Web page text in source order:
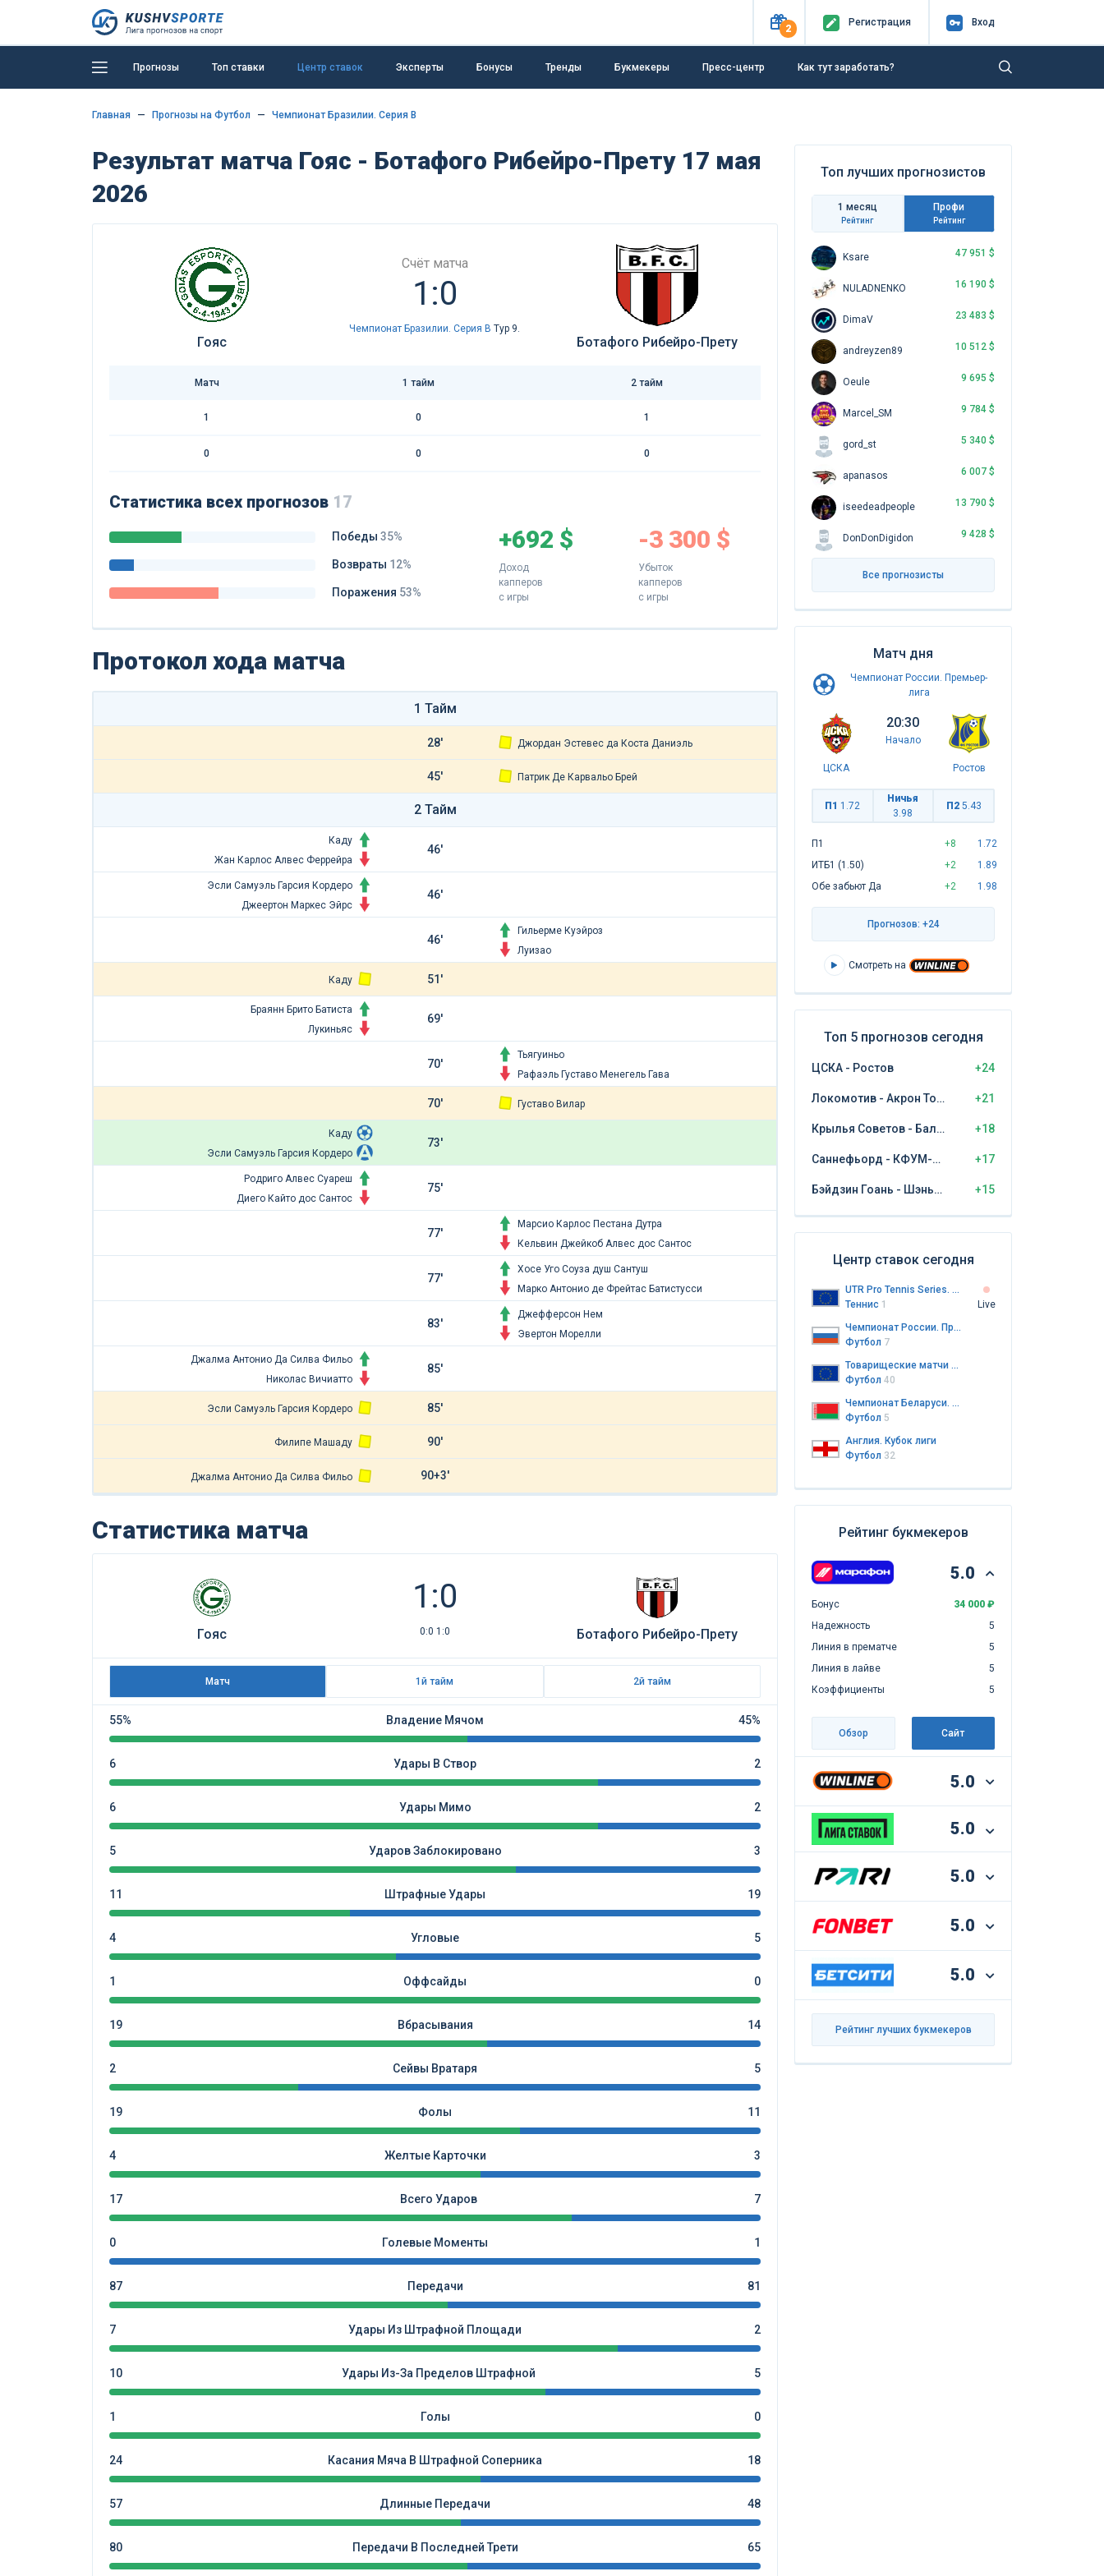
2
Регистрация Вход
Прогнозы Топ ставки Центр ставок Эксперты Бонусы Тренды Букмекеры Пресс-центр Как тут заработать?
Главная Прогнозы на Футбол Чемпионат Бразилии. Серия B
Результат матча Гояс - Ботафого Рибейро-Прету 17 мая
2026
Гояс
Счёт матча
1:0
Чемпионат Бразилии. Серия B Тур 9.
Ботафого Рибейро-Прету
Матч 1 тайм 2 тайм
1 0 1
0 0 0
Статистика всех прогнозов 17
Победы 35%
Возвраты 12%
Поражения 53%
+692 $
Доход
капперов
с игры
-3 300 $
Убыток
капперов
с игры
Протокол хода матча
1 Тайм
28' Джордан Эстевес да Коста Даниэль
45' Патрик Де Карвальо Брей
2 Тайм
Каду
Жан Карлос Алвес Феррейра
46'
Эсли Самуэль Гарсия Кордеро
Джеертон Маркес Эйрс
46'
46'
Гильерме Куэйроз
Луизао
Каду 51'
Браянн Брито Батиста
Лукиньяс
69'
70'
Тьягуиньо
Рафаэль Густаво Менегель Гава
70' Густаво Вилар
Каду
Эсли Самуэль Гарсия Кордеро
73'
Родриго Алвес Суареш
Диего Кайто дос Сантос
75'
77'
Марсио Карлос Пестана Дутра
Кельвин Джейкоб Алвес дос Сантос
77'
Хосе Уго Соуза душ Сантуш
Марко Антонио де Фрейтас Батистусси
83'
Джефферсон Нем
Эвертон Морелли
Джалма Антонио Да Силва Фильо
Николас Вичиатто
85'
Эсли Самуэль Гарсия Кордеро 85'
Филипе Машаду 90'
Джалма Антонио Да Силва Фильо 90+3'
Статистика матча
Гояс
1:0
0:0 1:0 Ботафого Рибейро-Прету
Матч 1й тайм 2й тайм
55% Владение Мячом 45%
6 Удары В Створ 2
6 Удары Мимо 2
5 Ударов Заблокировано 3
11 Штрафные Удары 19
4 Угловые 5
1 Оффсайды 0
19 Вбрасывания 14
2 Сейвы Вратаря 5
19 Фолы 11
4 Желтые Карточки 3
17 Всего Ударов 7
0 Голевые Моменты 1
87 Передачи 81
7 Удары Из Штрафной Площади 2
10 Удары Из-За Пределов Штрафной 5
1 Голы 0
24 Касания Мяча В Штрафной Соперника 18
57 Длинные Передачи 48
80 Передачи В Последней Трети 65
Топ лучших прогнозистов
1 месяц
Рейтинг
Профи
Рейтинг
Ksare 47 951 $
NULADNENKO 16 190 $
DimaV 23 483 $
andreyzen89 10 512 $
Oeule 9 695 $
Marcel_SM 9 784 $
gord_st 5 340 $
apanasos 6 007 $
iseedeadpeople 13 790 $
DonDonDigidon 9 428 $
Все прогнозисты
Матч дня
Чемпионат России. Премьер-
лига
ЦСКА
20:30
Начало
Ростов
П1 1.72
Ничья
3.98
П2 5.43
П1 +8
1.72
ИТБ1 (1.50)
+2
1.89
Обе забьют Да
+2 1.98
Прогнозов: +24
Смотреть на
Топ 5 прогнозов сегодня
ЦСКА - Ростов +24
Локомотив - Акрон Тольятти +21
Крылья Советов - Балтика Калининград +18
Саннефьорд - КФУМ-Камератене +17
Бэйдзин Гоань - Шэньчжэнь Пэн Сити +15
Центр ставок сегодня
UTR Pro Tennis Series. Кавагути
Теннис 1
Live
Чемпионат России. Премьер-лига
Футбол 7
Товарищеские матчи клубов
Футбол 40
Чемпионат Беларуси. Высшая лига
Футбол 5
Англия. Кубок лиги
Футбол 32
Рейтинг букмекеров
5.0
Бонус
34 000 ₽
Надежность
5
Линия в прематче
5
Линия в лайве
5
Коэффициенты
5
Обзор Сайт
5.0
5.0
5.0
5.0
5.0
Рейтинг лучших букмекеров